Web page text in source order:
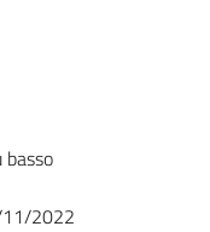
basso
2022